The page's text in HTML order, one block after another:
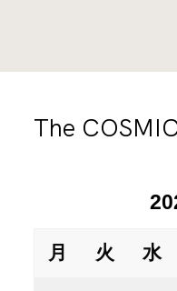
みください。
１０：００ー１２：
※The COSMIC
ご利用料金に含まれ
・The COSMIC
時間
The
月 火 水